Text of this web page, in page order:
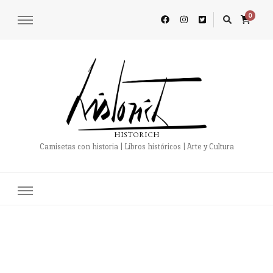
0
HISTORICH
Camisetas con historia | Libros históricos | Arte y Cultura